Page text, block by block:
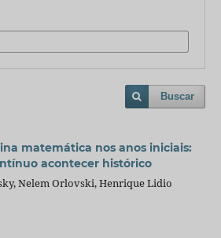
Buscar
matemática nos anos iniciais:
acontecer histórico
Nelem Orlovski, Henrique Lidio